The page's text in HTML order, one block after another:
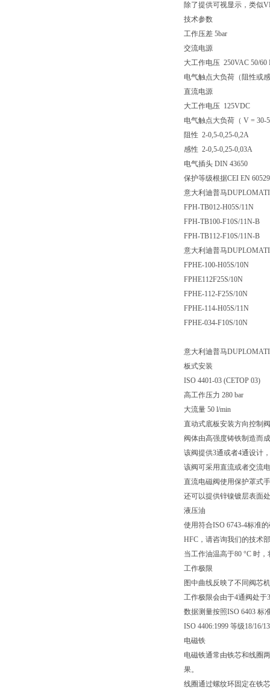
除了提供可视显示，类似
技术参数
工作压差 5bar
交流电源
大工作电压 250VAC 50/60
电气触点大负荷（阻性或
直流电源
大工作电压 125VDC
电气触点大负荷（ V = 30-
阻性 2-0,5-0,25-0,2A
感性 2-0,5-0,25-0,03A
电气插头 DIN 43650
保护等级根据CEI EN
意大利迪普马
FPH-TB012-H05S/11N
FPH-TB100-F10S/11N-B
FPH-TB112-F10S/11N-B
意大利迪普马
FPHE-100-H05S/10N
FPHE112F25S/10N
FPHE-112-F25S/10N
FPHE-114-H05S/11N
FPHE-034-F10S/10N
意大利迪普马
板式安装
ISO 4401-03 (CETOP 03)
高工作压力 280 bar
大流量 50 l/min
直动式底板安装方向控制
阀体由高强度铸铁制造而
该阀提供3通或者4通设计
该阀可采用直流或者交流
直流电磁阀使用保护罩式
还可以提供锌镍镀层表面
液压油
使用符合ISO 6743-4标准
HFC，请咨询我们的技术
当工作油温高于80 °C 时
工作极限
图中曲线反映了不同阀芯
工作极限会由于4通阀处
数据测量按照ISO 6403 标
ISO 4406:1999 等级18/16/
电磁铁
电磁铁通常由铁芯和线圈
果。
线圈通过螺纹环固定在铁